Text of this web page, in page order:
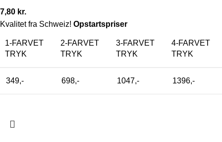
7,80 kr.
Kvalitet fra Schweiz! Opstartspriser
1-FARVET
TRYK
2-FARVET
TRYK
3-FARVET
TRYK
4-FARVET
TRYK
349,- 698,- 1047,- 1396,-